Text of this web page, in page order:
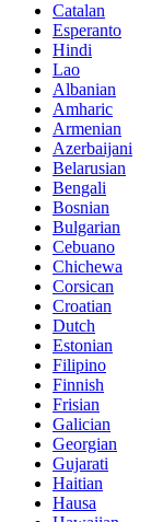
Catalan
Esperanto
Hindi
Lao
Albanian
Amharic
Armenian
Azerbaijani
Belarusian
Bengali
Bosnian
Bulgarian
Cebuano
Chichewa
Corsican
Croatian
Dutch
Estonian
Filipino
Finnish
Frisian
Galician
Georgian
Gujarati
Haitian
Hausa